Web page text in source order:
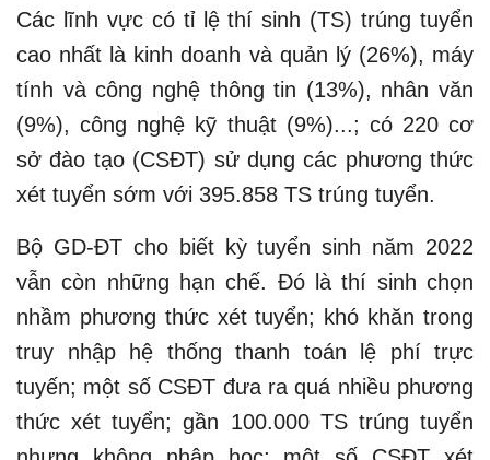
Các lĩnh vực có tỉ lệ thí sinh (TS) trúng tuyển
cao nhất là kinh doanh và quản lý (26%), máy
tính và công nghệ thông tin (13%), nhân văn
(9%), công nghệ kỹ thuật (9%)...; có 220 cơ
sở đào tạo (CSĐT) sử dụng các phương thức
xét tuyển sớm với 395.858 TS trúng tuyển.
Bộ GD-ĐT cho biết kỳ tuyển sinh năm 2022
vẫn còn những hạn chế. Đó là thí sinh chọn
nhầm phương thức xét tuyển; khó khăn trong
truy nhập hệ thống thanh toán lệ phí trực
tuyến; một số CSĐT đưa ra quá nhiều phương
thức xét tuyển; gần 100.000 TS trúng tuyển